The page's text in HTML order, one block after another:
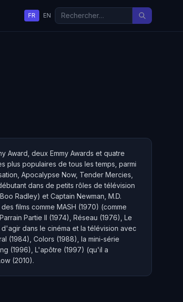
FR EN
Award, deux Emmy Awards et quatre
plus populaires de tous les temps, parmi
Apocalypse Now, Tender Mercies,
dans de petits rôles de télévision
Radley) et Captain Newman, M.D.
films comme MASH (1970) (comme
Partie II (1974), Réseau (1976), Le
dans le cinéma et la télévision avec
(1984), Colors (1988), la mini-série
(1996), L'apôtre (1997) (qu'il a
(2010).